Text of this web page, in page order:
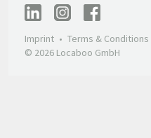
Imprint Terms & Conditions
© 2026 Locaboo GmbH